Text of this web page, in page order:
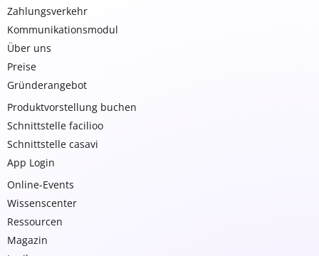
Zahlungsverkehr
Kommunikationsmodul
Über uns
Preise
Gründerangebot
Produktvorstellung buchen
Schnittstelle facilioo
Schnittstelle casavi
App Login
Online-Events
Wissenscenter
Ressourcen
Magazin